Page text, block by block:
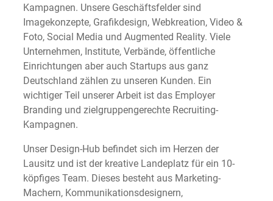
Kampagnen. Unsere Geschäftsfelder sind
Imagekonzepte, Grafikdesign, Webkreation, Video &
Foto, Social Media und Augmented Reality. Viele
Unternehmen, Institute, Verbände, öffentliche
Einrichtungen aber auch Startups aus ganz
Deutschland zählen zu unseren Kunden. Ein
wichtiger Teil unserer Arbeit ist das Employer
Branding und zielgruppengerechte Recruiting-
Kampagnen.
Unser Design-Hub befindet sich im Herzen der
Lausitz und ist der kreative Landeplatz für ein 10-
köpfiges Team. Dieses besteht aus Marketing-
Machern, Kommunikationsdesignern,